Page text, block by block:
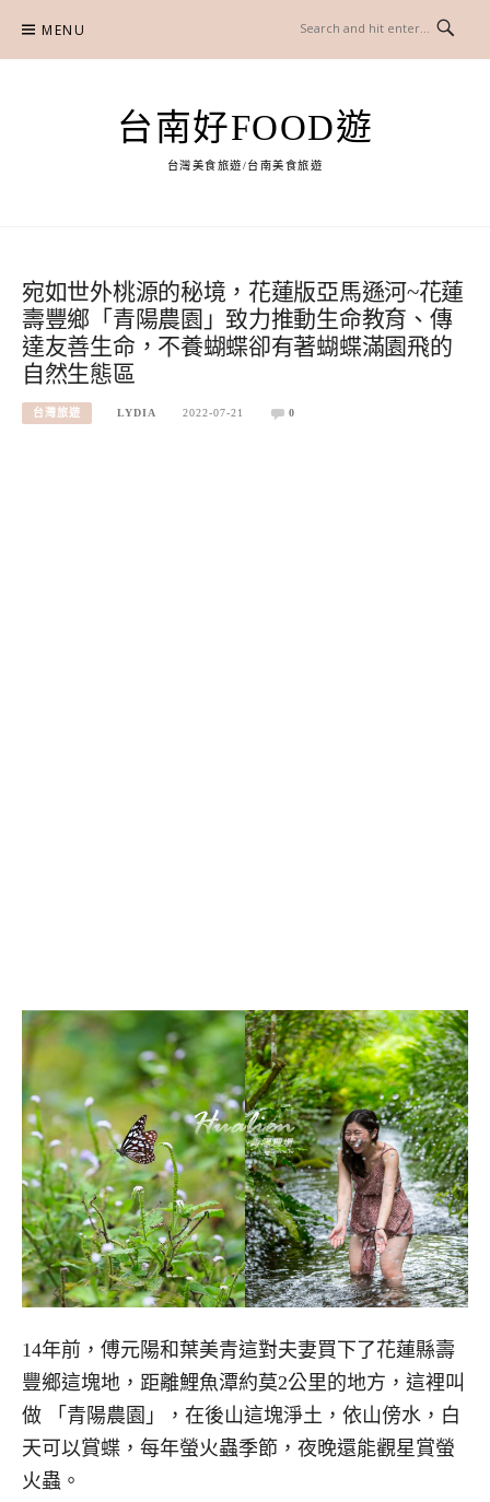
content
MENU
台南好FOOD遊
台灣美食旅遊/台南美食旅遊
宛如世外桃源的秘境，花蓮版亞馬遜河~花蓮
壽豐鄉「青陽農園」致力推動生命教育、傳
達友善生命，不養蝴蝶卻有著蝴蝶滿園飛的
自然生態區
台灣旅遊 LYDIA 2022-07-21 0
14年前，傅元陽和葉美青這對夫妻買下了花蓮縣壽
豐鄉這塊地，距離鯉魚潭約莫2公里的地方，這裡叫
做 「青陽農園」，在後山這塊淨土，依山傍水，白
天可以賞蝶，每年螢火蟲季節，夜晚還能觀星賞螢
火蟲。